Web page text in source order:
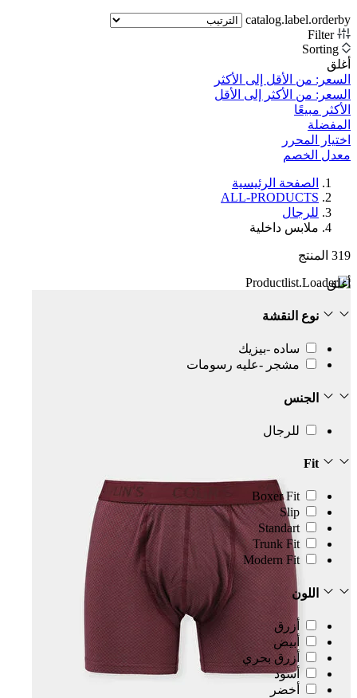
catalog.label.orderby
Filter
Sorting
أغلق
السعر: من الأقل إلى الأكثر
السعر: من الأكثر إلى الأقل
الأكثر مبيعًا
المفضلة
اختيار المحرر
معدل الخصم‎
الصفحة الرئيسية
ALL-PRODUCTS
للرجال
ملابس داخلية
319 المنتج
أغلق
نوع النقشة
ساده -بيزيك
مشجر -عليه رسومات
الجنس
للرجال
Fit
Boxer Fit
Slip
Standart
Trunk Fit
Modern Fit
اللون
أزرق
أبيض
أزرق بحري
أسود
أخضر